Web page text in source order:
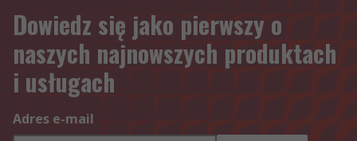
Dowiedz się jako pierwszy o
naszych najnowszych produktach
i usługach
Adres e-mail